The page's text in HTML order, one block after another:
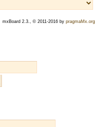
mxBoard 2.3., © 2011-2016 by pragmaMx.org